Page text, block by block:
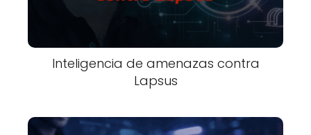
Inteligencia de amenazas contra
Lapsus